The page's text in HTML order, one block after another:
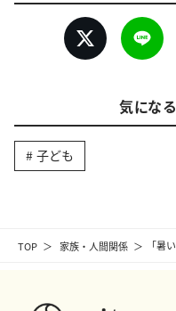
TOP 家族・人間関係 「暑
気にな
子ども